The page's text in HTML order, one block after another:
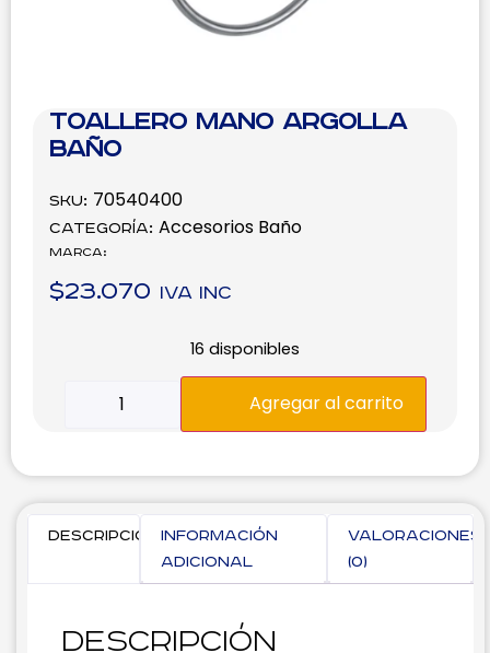
Toallero Mano Argolla
Baño
SKU: 70540400
Categoría: Accesorios Baño
Marca:
$23.070 IVA inc
16 disponibles
Agregar al carrito
Descripción Información
adicional
Valoraciones
(0)
Descripción